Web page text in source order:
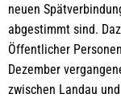
neuen
abgestimmt sind.
Öffentlicher
Dezember
zwischen Landau